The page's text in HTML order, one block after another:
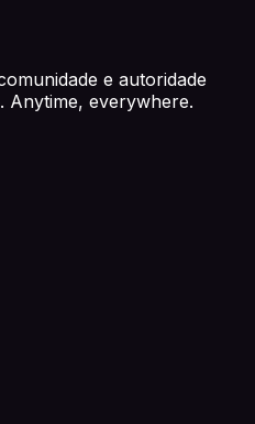
e autoridade
Anytime, everywhere.